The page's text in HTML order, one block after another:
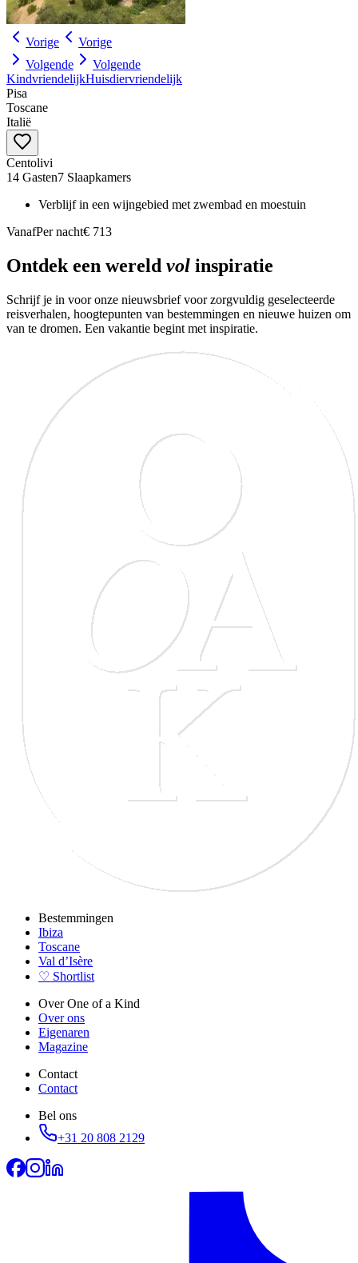
Vorige
Vorige
Volgende
Volgende
KindvriendelijkHuisdiervriendelijk
Pisa
Toscane
Italië
Centolivi
14 Gasten7 Slaapkamers
Verblijf in een wijngebied met zwembad en moestuin
VanafPer nacht€ 713
Ontdek een wereld vol inspiratie
Schrijf je in voor onze nieuwsbrief voor zorgvuldig geselecteerde
reisverhalen, hoogtepunten van bestemmingen en nieuwe huizen om
van te dromen. Een vakantie begint met inspiratie.
Bestemmingen
Ibiza
Toscane
Val d’Isère
♡ Shortlist
Over One of a Kind
Over ons
Eigenaren
Magazine
Contact
Contact
Bel ons
+31 20 808 2129